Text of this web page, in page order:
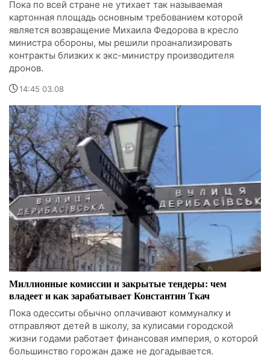
Пока по всей стране не утихает так называемая
картонная площадь основным требованием которой
является возвращение Михаила Федорова в кресло
министра обороны, мы решили проанализировать
контракты близких к экс-министру производителя
дронов.
14:45 03.08
Миллионные комиссии и закрытые тендеры: чем
владеет и как зарабатывает Константин Ткач
Пока одесситы обычно оплачивают коммуналку и
отправляют детей в школу, за кулисами городской
жизни годами работает финансовая империя, о которой
большинство горожан даже не догадывается.